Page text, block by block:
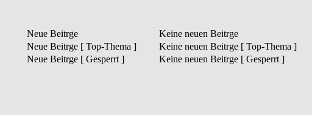
Neue Beitrge Keine neuen Beitrge
Neue Beitrge [ Top-Thema ]
Keine neuen Beitrge [ Top-Thema ]
Neue Beitrge [ Gesperrt ]
Keine neuen Beitrge [ Gesperrt ]